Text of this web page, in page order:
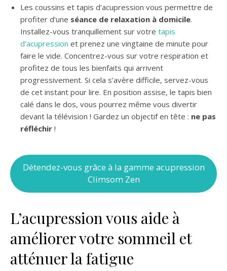
Les coussins et tapis d’acupression vous permettre de
profiter d’une séance de relaxation à domicile.
Installez-vous tranquillement sur votre tapis
d’acupression et prenez une vingtaine de minute pour
faire le vide. Concentrez-vous sur votre respiration et
profitez de tous les bienfaits qui arrivent
progressivement. Si cela s’avère difficile, servez-vous
de cet instant pour lire. En position assise, le tapis bien
calé dans le dos, vous pourrez même vous divertir
devant la télévision ! Gardez un objectif en tête : ne pas
réfléchir !
Détendez-vous grâce à la gamme acupression
Climsom Zen
L’acupression vous aide à
améliorer votre sommeil et
atténuer la fatigue